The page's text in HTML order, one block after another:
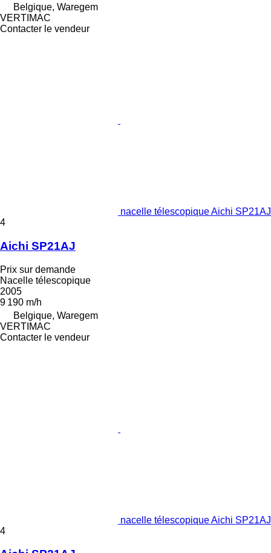
Belgique, Waregem
VERTIMAC
Contacter le vendeur
nacelle télescopique Aichi SP21AJ
4
Aichi SP21AJ
Prix sur demande
Nacelle télescopique
2005
9 190 m/h
Belgique, Waregem
VERTIMAC
Contacter le vendeur
nacelle télescopique Aichi SP21AJ
4